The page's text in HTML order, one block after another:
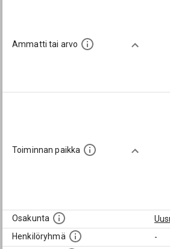
Ammatti tai arvo
Toiminnan paikka
Osakunta
Henkilöryhmä
-